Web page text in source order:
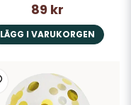
89 kr
LÄGG I VARUKORGEN